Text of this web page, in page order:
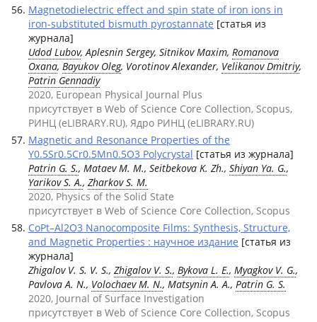
Magnetodielectric effect and spin state of iron ions in
iron-substituted bismuth pyrostannate [статья из
журнала]
Udod Lubov, Aplesnin Sergey, Sitnikov Maxim, Romanova
Oxana, Bayukov Oleg, Vorotinov Alexander, Velikanov Dmitriy,
Patrin Gennadiy
2020, European Physical Journal Plus
присутствует в Web of Science Core Collection, Scopus,
РИНЦ (eLIBRARY.RU), Ядро РИНЦ (eLIBRARY.RU)
Magnetic and Resonance Properties of the
Y0.5Sr0.5Cr0.5Mn0.5O3 Polycrystal [статья из журнала]
Patrin G. S., Mataev M. M., Seitbekova K. Zh., Shiyan Ya. G.,
Yarikov S. A., Zharkov S. M.
2020, Physics of the Solid State
присутствует в Web of Science Core Collection, Scopus
CoPt–Al2O3 Nanocomposite Films: Synthesis, Structure,
and Magnetic Properties : научное издание [статья из
журнала]
Zhigalov V. S. V. S., Zhigalov V. S., Bykova L. E., Myagkov V. G.,
Pavlova A. N., Volochaev M. N., Matsynin A. A., Patrin G. S.
2020, Journal of Surface Investigation
присутствует в Web of Science Core Collection, Scopus